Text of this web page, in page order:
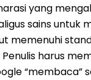
yang
sains untuk
memenuhi
harus
“membaca”